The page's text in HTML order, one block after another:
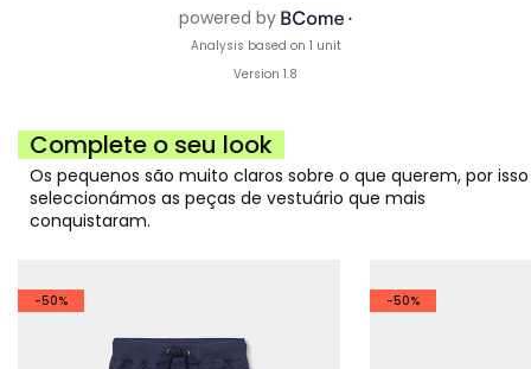
Complete o seu look
Os pequenos são muito claros sobre o que querem, por isso
seleccionámos as peças de vestuário que mais
conquistaram.
-50% -50%